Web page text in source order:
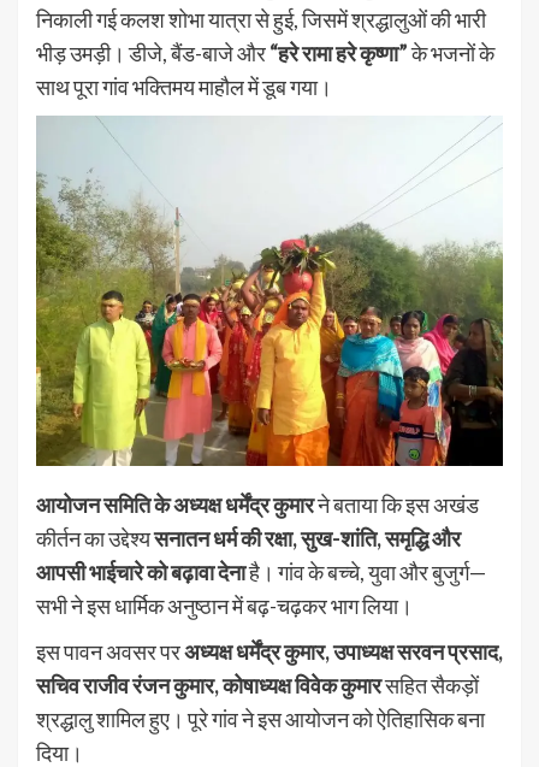
निकाली गई कलश शोभा यात्रा से हुई, जिसमें श्रद्धालुओं की भारी
भीड़ उमड़ी। डीजे, बैंड-बाजे और“हरे रामा हरे कृष्णा”के भजनों के
साथ पूरा गांव भक्तिमय माहौल में डूब गया।
आयोजन समिति के अध्यक्ष धर्मेंद्र कुमारने बताया कि इस अखंड
कीर्तन का उद्देश्यसनातन धर्म की रक्षा, सुख-शांति, समृद्धि और
आपसी भाईचारे को बढ़ावा देनाहै। गांव के बच्चे, युवा और बुजुर्ग—
सभी ने इस धार्मिक अनुष्ठान में बढ़-चढ़कर भाग लिया।
इस पावन अवसर परअध्यक्ष धर्मेंद्र कुमार, उपाध्यक्ष सरवन प्रसाद,
सचिव राजीव रंजन कुमार, कोषाध्यक्ष विवेक कुमारसहित सैकड़ों
श्रद्धालु शामिल हुए। पूरे गांव ने इस आयोजन को ऐतिहासिक बना
दिया।